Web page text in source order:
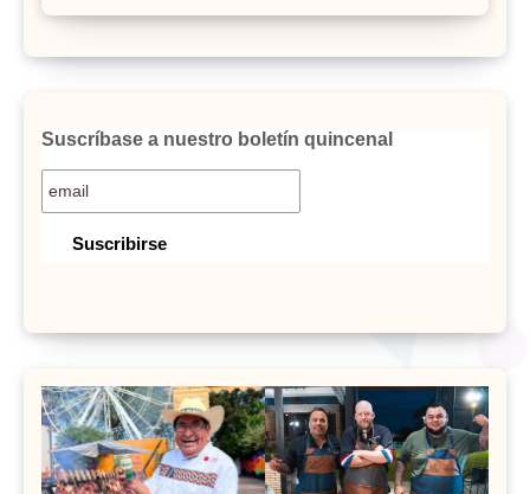
Suscríbase a nuestro boletín quincenal